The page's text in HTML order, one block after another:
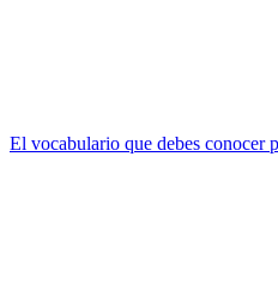
El vocabulario que debes conocer